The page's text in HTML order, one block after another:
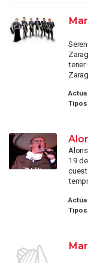
tener
Actúa
19
Actúa